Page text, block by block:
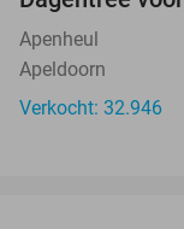
Apenheul
Apeldoorn
Verkocht: 32.946